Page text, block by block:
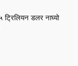
डलर नाघ्यो